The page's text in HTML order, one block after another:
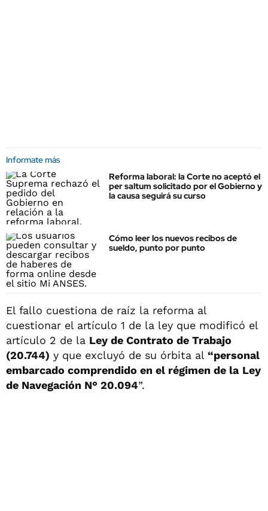
Informate más
Reforma laboral: la Corte no aceptó el
per saltum solicitado por el Gobierno y
la causa seguirá su curso
Cómo leer los nuevos recibos de
sueldo, punto por punto
El fallo cuestiona de raíz la reforma al
cuestionar el artículo 1 de la ley que modificó el
artículo 2 de la Ley de Contrato de Trabajo
(20.744) y que excluyó de su órbita al “personal
embarcado comprendido en el régimen de la Ley
de Navegación N° 20.094”.